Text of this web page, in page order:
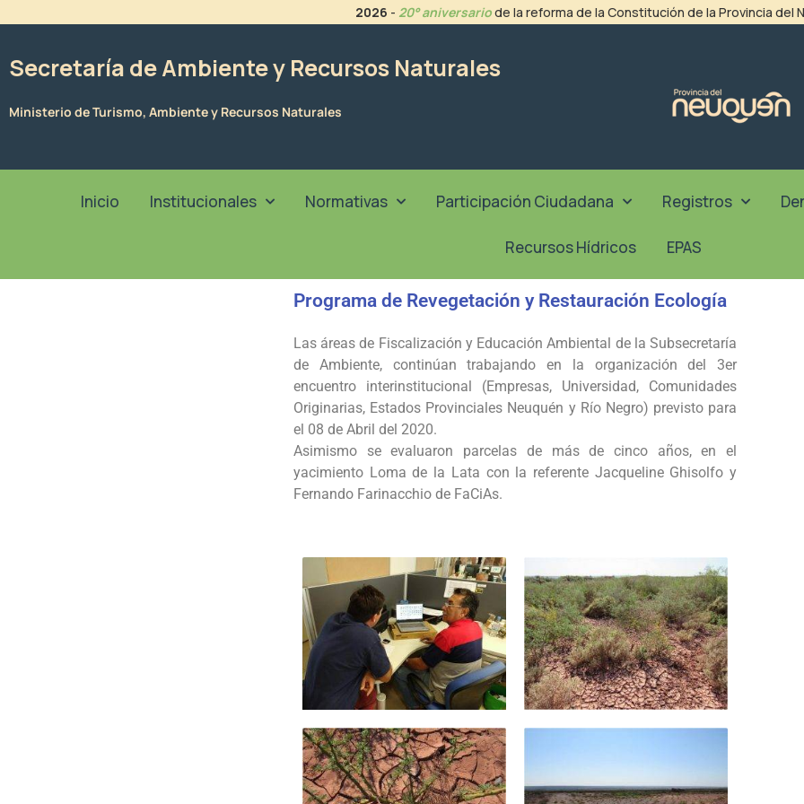
2026 - 20° aniversariode la reforma de la Constitución de la Provincia del
Secretaría de Ambiente y Recursos Naturales
Ministerio de Turismo, Ambiente y Recursos Naturales
Inicio Institucionales Normativas Participación Ciudadana Registros
Recursos Hídricos EPAS
Programa de Revegetación y Restauración Ecología
Las áreas de Fiscalización y Educación Ambiental de la Subsecretaría
de Ambiente, continúan trabajando en la organización del 3er
encuentro interinstitucional (Empresas, Universidad, Comunidades
Originarias, Estados Provinciales Neuquén y Río Negro) previsto para
el 08 de Abril del 2020.
Asimismo se evaluaron parcelas de más de cinco años, en el
yacimiento Loma de la Lata con la referente Jacqueline Ghisolfo y
Fernando Farinacchio de FaCiAs.